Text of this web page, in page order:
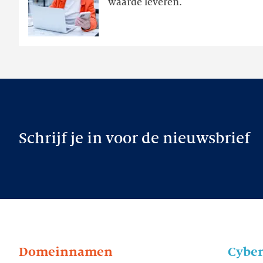
later
Schrijf je in voor de nieuwsbrief
Domeinnamen